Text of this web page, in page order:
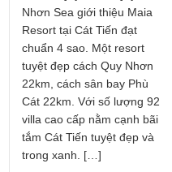
Nhơn Sea giới thiệu Maia
Resort tại Cát Tiến đạt
chuẩn 4 sao. Một resort
tuyệt đẹp cách Quy Nhơn
22km, cách sân bay Phù
Cát 22km. Với số lượng 92
villa cao cấp nằm cạnh bãi
tắm Cát Tiến tuyệt đẹp và
trong xanh. […]